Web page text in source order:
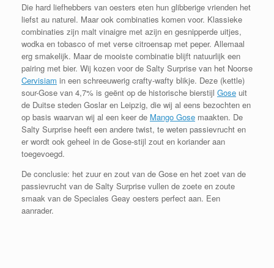
Die hard liefhebbers van oesters eten hun glibberige vrienden het
liefst au naturel. Maar ook combinaties komen voor. Klassieke
combinaties zijn malt vinaigre met azijn en gesnipperde uitjes,
wodka en tobasco of met verse citroensap met peper. Allemaal
erg smakelijk. Maar de mooiste combinatie blijft natuurlijk een
pairing met bier. Wij kozen voor de Salty Surprise van het Noorse
Cervisiam in een schreeuwerig crafty-wafty blikje. Deze (kettle)
sour-Gose van 4,7% is geënt op de historische bierstijl Gose uit
de Duitse steden Goslar en Leipzig, die wij al eens bezochten en
op basis waarvan wij al een keer de Mango Gose maakten. De
Salty Surprise heeft een andere twist, te weten passievrucht en
er wordt ook geheel in de Gose-stijl zout en koriander aan
toegevoegd.
De conclusie: het zuur en zout van de Gose en het zoet van de
passievrucht van de Salty Surprise vullen de zoete en zoute
smaak van de Speciales Geay oesters perfect aan. Een
aanrader.